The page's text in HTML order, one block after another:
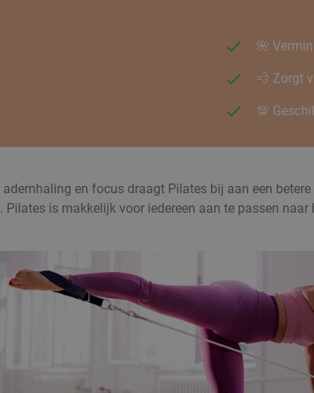
🌺
💨 Zorgt
💯
en focus draagt Pilates bij aan een
is makkelijk voor iedereen aan te passen